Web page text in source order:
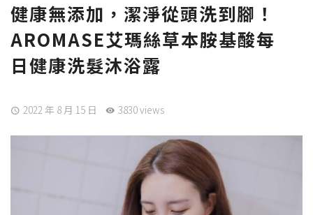
健康無添加，潔淨從頭洗到腳！
AROMASE艾瑪絲草本胺基酸每
日健康洗髮沐浴露
2022 年 8 月 15 日 3830 views